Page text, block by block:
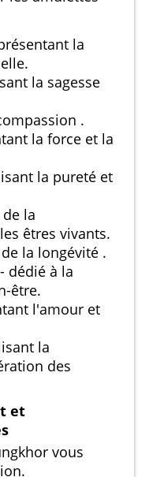
la
la sagesse
.
la force et la
la pureté et
la
êtres vivants.
la longévité .
dédié à la
être.
l'amour et
la
des
et
vous